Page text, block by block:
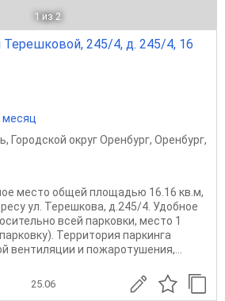
1 из 2
Терешковой, 245/4, д. 245/4, 16
месяц
, Городской округ Оренбург, Оренбург,
место общей площадью 16.16 кв.м,
ул. Терешкова, д.245/4. Удобное
всей парковки, место 1
Территория паркинга
вентиляции и пожаротушения,...
25.06